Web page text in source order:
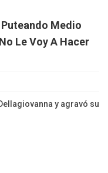
Medio
Le Voy A Hacer
y agravó su